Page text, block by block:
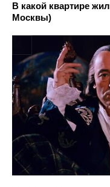
В какой квартире
Москвы)